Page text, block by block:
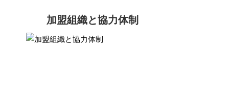
加盟組織と協力体制